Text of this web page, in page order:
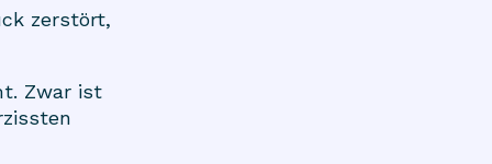
zerstört,
Zwar ist